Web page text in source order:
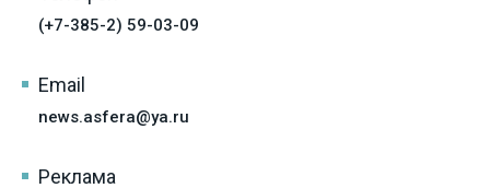
(+7-385-2) 59-03-09
Email
news.asfera@ya.ru
Реклама